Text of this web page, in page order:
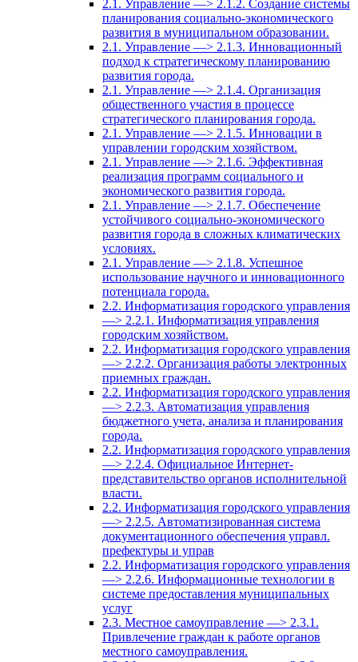
2.1. Управление —> 2.1.2. Создание системы
планирования социально-экономического
развития в муниципальном образовании.
2.1. Управление —> 2.1.3. Инновационный
подход к стратегическому планированию
развития города.
2.1. Управление —> 2.1.4. Организация
общественного участия в процессе
стратегического планирования города.
2.1. Управление —> 2.1.5. Инновации в
управлении городским хозяйством.
2.1. Управление —> 2.1.6. Эффективная
реализация программ социального и
экономического развития города.
2.1. Управление —> 2.1.7. Обеспечение
устойчивого социально-экономического
развития города в сложных климатических
условиях.
2.1. Управление —> 2.1.8. Успешное
использование научного и инновационного
потенциала города.
2.2. Информатизация городского управления
—> 2.2.1. Информатизация управления
городским хозяйством.
2.2. Информатизация городского управления
—> 2.2.2. Организация работы электронных
приемных граждан.
2.2. Информатизация городского управления
—> 2.2.3. Автоматизация управления
бюджетного учета, анализа и планирования
города.
2.2. Информатизация городского управления
—> 2.2.4. Официальное Интернет-
представительство органов исполнительной
власти.
2.2. Информатизация городского управления
—> 2.2.5. Автоматизированная система
документационного обеспечения управл.
префектуры и управ
2.2. Информатизация городского управления
—> 2.2.6. Информационные технологии в
системе предоставления муниципальных
услуг
2.3. Местное самоуправление —> 2.3.1.
Привлечение граждан к работе органов
местного самоуправления.